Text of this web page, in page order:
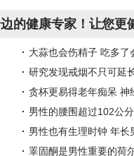
的健康专家！让您更
大蒜也会伤精子 吃多了
研究发现戒烟不只可延
贪杯更易得老年痴呆 神
男性的腰围超过102公
男性也有生理时钟 年
睪固酮是男性重要的荷